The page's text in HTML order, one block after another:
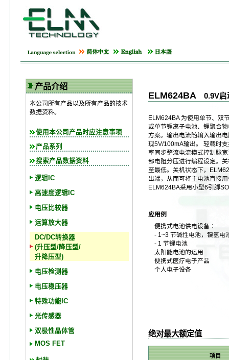
产品介绍
本公司所有产品以及所有产品的技术
数据资料。
使用本公司产品时应注意事项
产品系列
搜索产品数据资料
逻辑IC
高速度逻辑IC
电压比较器
运算放大器
DC/DC转换器
(升压型/降压型/
升降压型)
电压检测器
电压稳压器
特殊功能IC
光传感器
双极性晶体管
MOS FET
ELM624BA 0.9V
ELM624BA 为使用单节、双
或单节锂离子电池、锂聚合
方案。输出电流随输入输出
现5V/100mA输出。 轻载时
率同步整流电流模式控制脉
部电阻分压进行编程设定。
至最低。关机状态下，
出端，从而可将主电池直接
ELM624BA采用小型6引脚
应用例
便携式电池供电设备 ：
- 1~3 节碱性电池，镍氢电
- 1 节锂电池
太阳能电池的运用
便携式医疗电子产品
个人电子设备
绝对最大额定值
项目